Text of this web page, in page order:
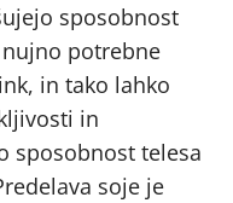
sposobnost
potrebne
in tako lahko
in
sposobnost telesa
soje je